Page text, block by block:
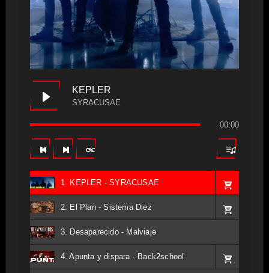
KEPLER
SYRACUSAE
00:00
1. KEPLER - SYRACUSAE
2. El Plan - Sistema Diez
3. Desaparecido - Malviaje
4. Apunta y dispara - Back2school